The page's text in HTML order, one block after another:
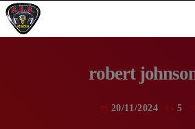
robert
20/11/2024 5